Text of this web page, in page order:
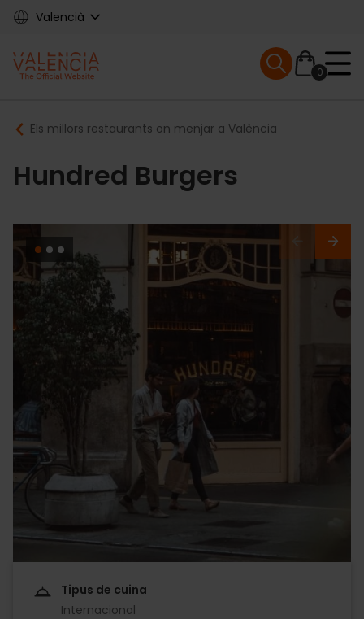
Skip
content
Valencià
Main
navigation
0
Mobile menu
Breadcrumb
Els millors restaurants on menjar a València
Hundred Burgers
Tipus de cuina
Internacional